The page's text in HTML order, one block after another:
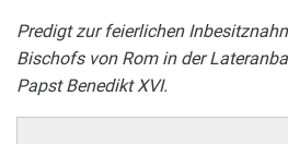
Predigt zur feierlichen
Bischofs von Rom in der
Papst Benedikt XVI.